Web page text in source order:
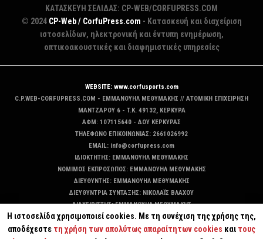
ΚΑΤΑΣΚΕΥΗ ΣΕΛΙΔΑΣ: CP-WEB/CORFUPRESS.COM
© 2024 CP-Web / CorfuPress.com - Κατασκευή και διαχείριση
ιστοσελίδων, ηλεκτρονική και έντυπη ενημέρωση,
οπτικοακουστικές και διαφημιστικές υπηρεσίες
WEBSITE: www.corfusports.com
C.P.WEB-CORFUPRESS.COM - ΕΜΜΑΝΟΥΗΛ ΜΕΘΥΜΑΚΗΣ // ΑΤΟΜΙΚΗ ΕΠΙΧΕΙΡΗΣΗ
MANTZAΡΟΥ 6 - T.K. 49132, ΚΕΡΚΥΡΑ
ΑΦΜ: 107115640 - ΔΟΥ ΚΕΡΚΥΡΑΣ
ΤΗΛΕΦΩΝΟ ΕΠΙΚΟΙΝΩΝΙΑΣ: 2661026992
EMAIL: info@corfupress.com
ΙΔΙΟΚΤΗΤΗΣ: EMMANOYΗΛ ΜΕΘΥΜΑΚΗΣ
ΝΟΜΙΜΟΣ ΕΚΠΡΟΣΩΠΟΣ: EMMANOYΗΛ ΜΕΘΥΜΑΚΗΣ
ΔΙΕΥΘΥΝΤΗΣ: EMMANOYΗΛ ΜΕΘΥΜΑΚΗΣ
ΔΙΕΥΘΥΝΤΡΙΑ ΣΥΝΤΑΞΗΣ: ΝΙΚΟΛΑΪΣ ΒΛΑΧΟΥ
ΔΙΑΧΕΙΡΙΣΤΗΣ: EMMANOYΗΛ ΜΕΘΥΜΑΚΗΣ
ΔΙΚΑΙΟΥΧΟΣ DOMAIN: ΕΜΜΑΝΟΥΗΛ ΜΕΘΥΜΑΚΗΣ
Η ιστοσελίδα χρησιμοποιεί cookies. Με τη συνέχιση της χρήσης της,
αποδέχεστε τη χρήση των απολύτως απαραίτητων cookies και τους